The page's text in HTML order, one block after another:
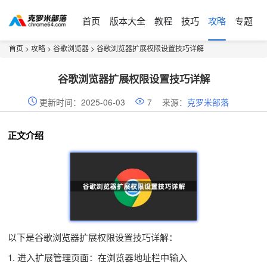
首页 版本大全 教程 技巧 攻略 专题
首页 > 攻略 > 谷歌浏览器 > 谷歌浏览器扩展权限设置技巧详解
谷歌浏览器扩展权限设置技巧详解
更新时间：2025-06-03 7 来源： 克罗米部落
正文介绍
以下是谷歌浏览器扩展权限设置技巧详解：
1. 进入扩展管理页面：在浏览器地址栏中输入